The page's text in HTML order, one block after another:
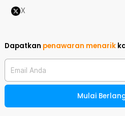
X
Dapatkan penawaran menarik
Email Anda
Mulai